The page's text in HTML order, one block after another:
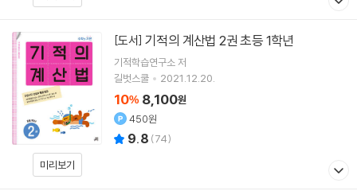
미리보기
[도서] 기적의 계산법 2권 초등 1학년
기적학습연구소저
길벗스쿨
2021.12.20.
10% 8,100원
450원
9.8 (74)